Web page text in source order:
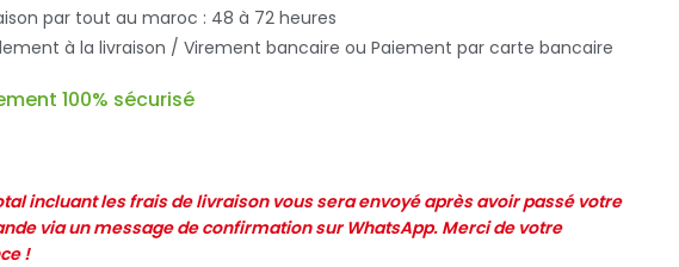
par tout au maroc : 48 à 72 heures
à la livraison / Virement bancaire ou Paiement par carte bancaire
100% sécurisé
incluant les frais de livraison vous sera envoyé après avoir passé votre
via un message de confirmation sur WhatsApp. Merci de votre
!